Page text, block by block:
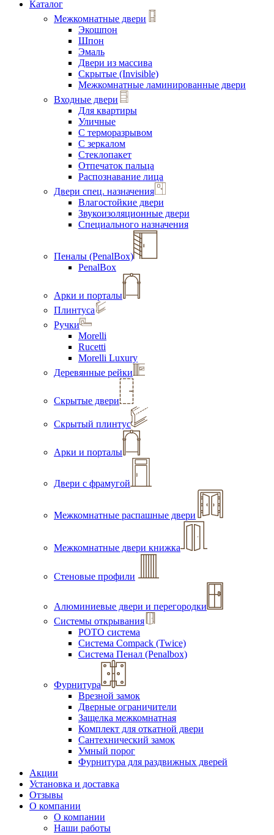
Каталог
Межкомнатные двери
Экошпон
Шпон
Эмаль
Двери из массива
Скрытые (Invisible)
Межкомнатные ламинированные двери
Входные двери
Для квартиры
Уличные
С терморазрывом
С зеркалом
Стеклопакет
Отпечаток пальца
Распознавание лица
Двери спец. назначения
Влагостойкие двери
Звукоизоляционные двери
Специального назначения
Пеналы (PenalBox)
PenalBox
Арки и порталы
Плинтуса
Ручки
Morelli
Rucetti
Morelli Luxury
Деревянные рейки
Скрытые двери
Скрытый плинтус
Арки и порталы
Двери с фрамугой
Межкомнатные распашные двери
Межкомнатные двери книжка
Стеновые профили
Алюминиевые двери и перегородки
Системы открывания
РОТО система
Система Compack (Twice)
Система Пенал (Penalbox)
Фурнитура
Врезной замок
Дверные ограничители
Защелка межкомнатная
Комплект для откатной двери
Сантехнический замок
Умный порог
Фурнитура для раздвижных дверей
Акции
Установка и доставка
Отзывы
О компании
О компании
Наши работы